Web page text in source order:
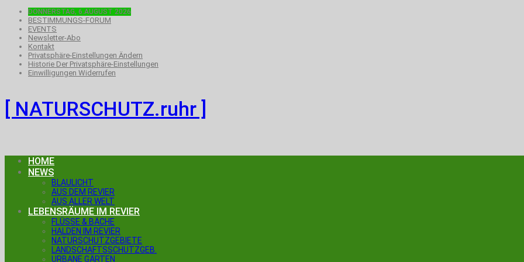
DONNERSTAG, 6.AUGUST 2026
BESTIMMUNGS-FORUM
EVENTS
Newsletter-Abo
Kontakt
Privatsphäre-Einstellungen Ändern
Historie Der Privatsphäre-Einstellungen
Einwilligungen Widerrufen
[ NATURSCHUTZ.ruhr ]
HOME
NEWS
BLAULICHT
AUS DEM REVIER
AUS ALLER WELT
LEBENSRÄUME IM REVIER
FLÜSSE & BÄCHE
HALDEN IM REVIER
NATURSCHUTZGEBIETE
LANDSCHAFTSSCHUTZGEB.
URBANE GÄRTEN